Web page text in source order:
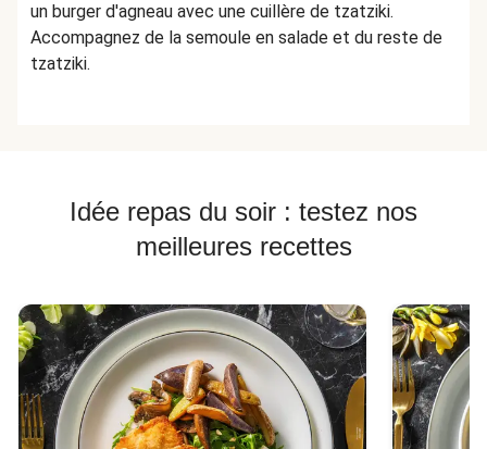
un burger d'agneau avec une cuillère de tzatziki.
Accompagnez de la semoule en salade et du reste de
tzatziki.
Idée repas du soir : testez nos
meilleures recettes